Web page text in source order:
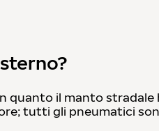
quanto il manto
tutti gli pneumatici